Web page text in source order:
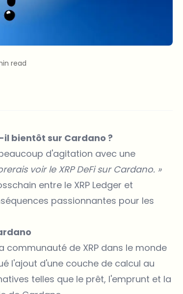
read
il bientôt sur Cardano ?
d'agitation avec une
voir le XRP DeFi sur Cardano. »
entre le XRP Ledger et
passionnantes pour les
communauté de XRP dans le monde
l'ajout d'une couche de calcul au
telles que le prêt, l'emprunt et la